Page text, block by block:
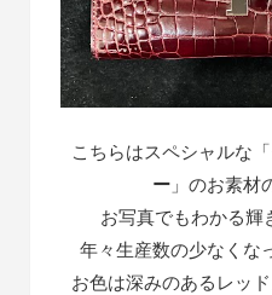
こちらはスペシャルな「
ー 」のお素材
お写真でもわかる輝
年々生産数の少なくな
お色は深みのあるレッ